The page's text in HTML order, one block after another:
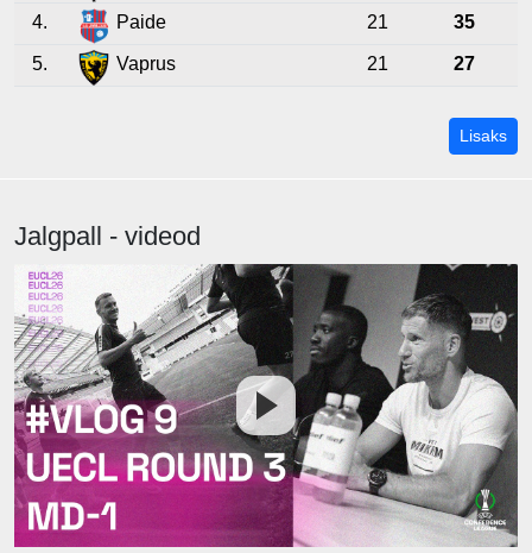
4. Paide 21 35
5. Vaprus 21 27
Lisaks
Jalgpall - videod